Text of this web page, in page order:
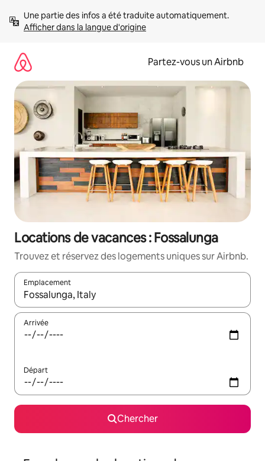
directement
Afficher dans la langue d'origine
Partez-vous un Airbnb
Locations de vacances : Fossalunga
Trouvez et réservez des logements uniques sur Airbnb.
Emplacement
Quand les résultats sont affichés, parcourez-les en utilisant
Arrivée
Départ
Chercher